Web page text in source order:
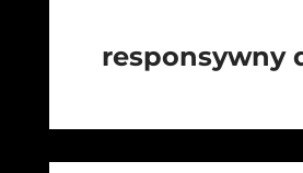
responsywny